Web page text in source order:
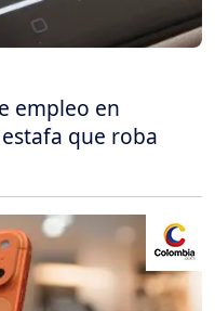
empleo en
que roba